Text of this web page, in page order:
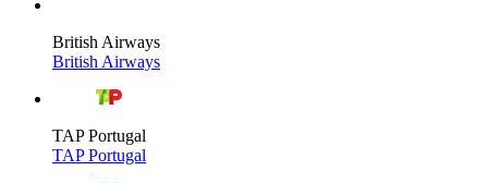
British Airways
British Airways
TAP Portugal
TAP Portugal